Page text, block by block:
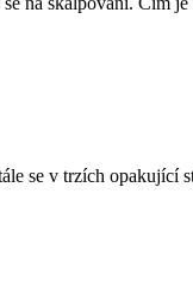
se v trzích opakující